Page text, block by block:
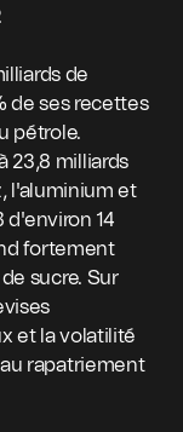
de
de ses recettes
pétrole.
23,8 milliards
l'aluminium et
d'environ 14
fortement
sucre. Sur
et la volatilité
rapatriement